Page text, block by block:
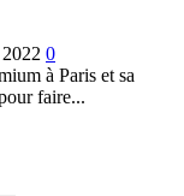
0
à Paris et sa
faire...